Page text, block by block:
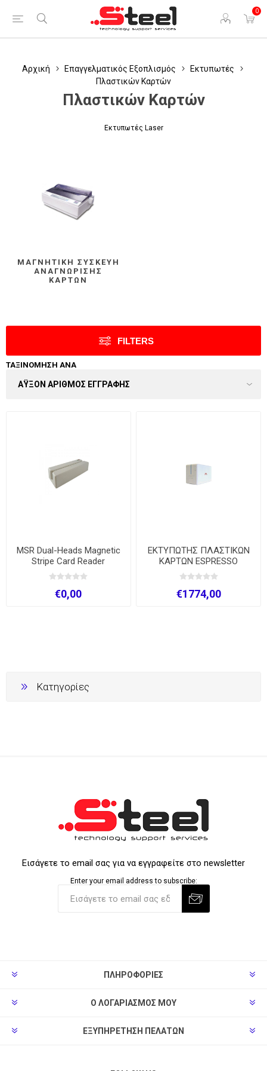
0
Αρχική Επαγγελματικός Εξοπλισμός
Εκτυπωτές
Πλαστικών Καρτών
Πλαστικών Καρτών
Εκτυπωτές Laser
ΜΑΓΝΗΤΙΚΉ ΣΥΣΚΕΥΉ
ΑΝΑΓΝΏΡΙΣΗΣ
ΚΑΡΤΏΝ
FILTERS
ΤΑΞΙΝΌΜΗΣΗ ΑΝΆ
MSR Dual-Heads Magnetic
Stripe Card Reader
€0,00
ΕΚΤΥΠΩΤΗΣ ΠΛΑΣΤΙΚΩΝ
ΚΑΡΤΩΝ ESPRESSO
€1774,00
Κατηγορίες
Εισάγετε το email σας για να εγγραφείτε στο newsletter
Enter your email address to subscribe:
ΠΛΗΡΟΦΟΡΊΕΣ
Ο ΛΟΓΑΡΙΑΣΜΌΣ ΜΟΥ
ΕΞΥΠΗΡΈΤΗΣΗ ΠΕΛΑΤΏΝ